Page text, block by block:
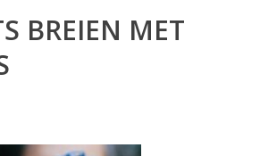
BREIEN MET